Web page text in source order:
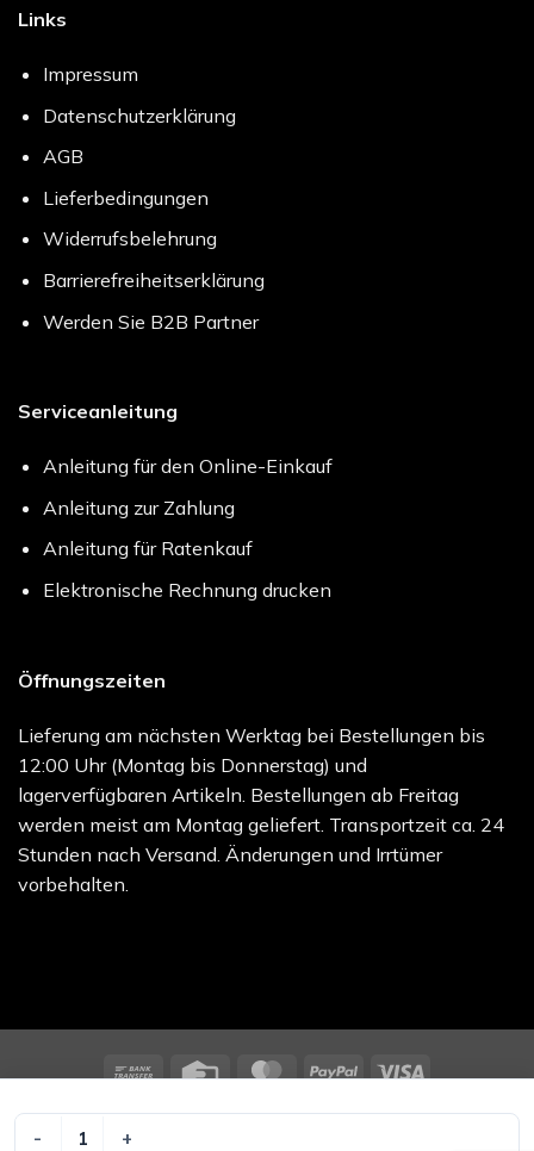
Links
Impressum
Datenschutzerklärung
AGB
Lieferbedingungen
Widerrufsbelehrung
Barrierefreiheitserklärung
Werden Sie B2B Partner
Serviceanleitung
Anleitung für den Online-Einkauf
Anleitung zur Zahlung
Anleitung für Ratenkauf
Elektronische Rechnung drucken
Öffnungszeiten
Lieferung am nächsten Werktag bei Bestellungen bis
12:00 Uhr (Montag bis Donnerstag) und
lagerverfügbaren Artikeln. Bestellungen ab Freitag
werden meist am Montag geliefert. Transportzeit ca. 24
Stunden nach Versand. Änderungen und Irrtümer
vorbehalten.
Bank
Credit
MasterCardPayPal
melocare GmbH - Online Shop | Besuchen Sie uns unter